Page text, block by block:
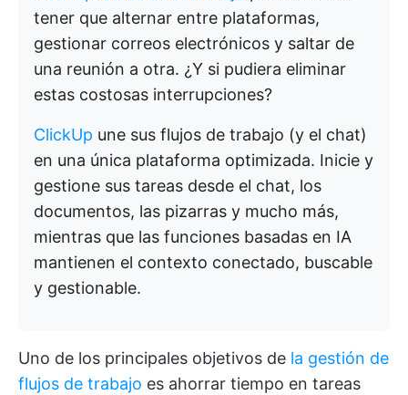
tener que alternar entre plataformas,
gestionar correos electrónicos y saltar de
una reunión a otra. ¿Y si pudiera eliminar
estas costosas interrupciones?
ClickUp une sus flujos de trabajo (y el chat)
en una única plataforma optimizada. Inicie y
gestione sus tareas desde el chat, los
documentos, las pizarras y mucho más,
mientras que las funciones basadas en IA
mantienen el contexto conectado, buscable
y gestionable.
Uno de los principales objetivos de la gestión de
flujos de trabajo es ahorrar tiempo en tareas